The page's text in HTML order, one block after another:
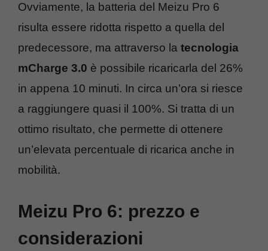
Ovviamente, la batteria del Meizu Pro 6
risulta essere ridotta rispetto a quella del
predecessore, ma attraverso la tecnologia
mCharge 3.0 è possibile ricaricarla del 26%
in appena 10 minuti. In circa un’ora si riesce
a raggiungere quasi il 100%. Si tratta di un
ottimo risultato, che permette di ottenere
un’elevata percentuale di ricarica anche in
mobilità.
Meizu Pro 6: prezzo e
considerazioni